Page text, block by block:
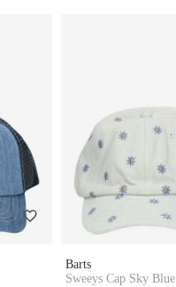
Barts
Sweeys Cap Sky Blue